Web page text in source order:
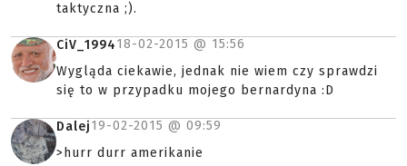
taktyczna ;).
CiV_199418-02-2015 @ 15:56
Wygląda ciekawie, jednak nie wiem czy sprawdzi
się to w przypadku mojego bernardyna :D
Dalej19-02-2015 @ 09:59
>hurr durr amerikanie